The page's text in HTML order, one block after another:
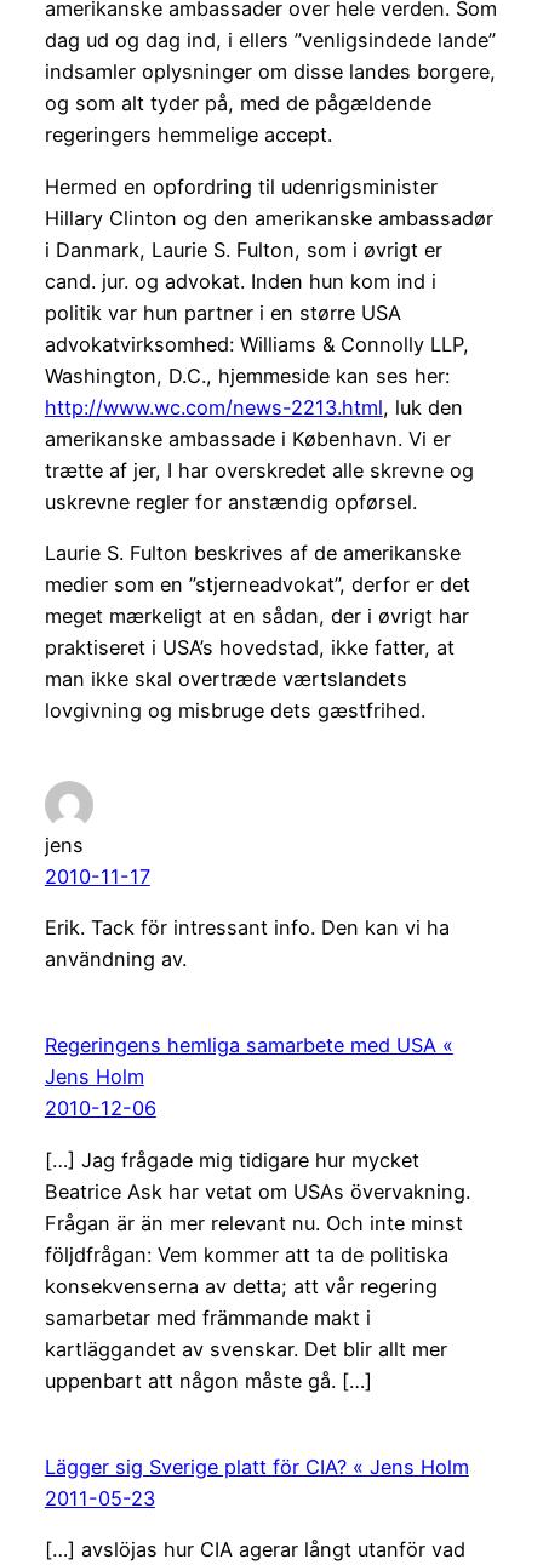
amerikanske ambassader over hele verden. Som
dag ud og dag ind, i ellers ”venligsindede lande”
indsamler oplysninger om disse landes borgere,
og som alt tyder på, med de pågældende
regeringers hemmelige accept.
Hermed en opfordring til udenrigsminister
Hillary Clinton og den amerikanske ambassadør
i Danmark, Laurie S. Fulton, som i øvrigt er
cand. jur. og advokat. Inden hun kom ind i
politik var hun partner i en større USA
advokatvirksomhed: Williams & Connolly LLP,
Washington, D.C., hjemmeside kan ses her:
http://www.wc.com/news-2213.html, luk den
amerikanske ambassade i København. Vi er
trætte af jer, I har overskredet alle skrevne og
uskrevne regler for anstændig opførsel.
Laurie S. Fulton beskrives af de amerikanske
medier som en ”stjerneadvokat”, derfor er det
meget mærkeligt at en sådan, der i øvrigt har
praktiseret i USA’s hovedstad, ikke fatter, at
man ikke skal overtræde værtslandets
lovgivning og misbruge dets gæstfrihed.
jens
2010-11-17
Erik. Tack för intressant info. Den kan vi ha
användning av.
Regeringens hemliga samarbete med USA «
Jens Holm
2010-12-06
[…] Jag frågade mig tidigare hur mycket
Beatrice Ask har vetat om USAs övervakning.
Frågan är än mer relevant nu. Och inte minst
följdfrågan: Vem kommer att ta de politiska
konsekvenserna av detta; att vår regering
samarbetar med främmande makt i
kartläggandet av svenskar. Det blir allt mer
uppenbart att någon måste gå. […]
Lägger sig Sverige platt för CIA? « Jens Holm
2011-05-23
[…] avslöjas hur CIA agerar långt utanför vad